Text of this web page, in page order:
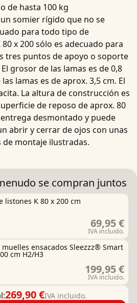
de hasta 100 kg
un somier rígido que no se
para todo tipo de
80 x 200 sólo es adecuado para
tres puntos de apoyo o soporte
El grosor de las lamas es de 0,8
lamas es de aprox. 3,5 cm. El
. La altura de construcción es
de reposo de aprox. 80
entrega desmontado y puede
abrir y cerrar de ojos con unas
montaje ilustradas.
se compran juntos
listones K 80 x 200 cm
69,95 €
IVA incluido.
ensacados Sleezzz® Smart
cm H2/H3
199,95 €
IVA incluido.
269,90 €IVA incluido.